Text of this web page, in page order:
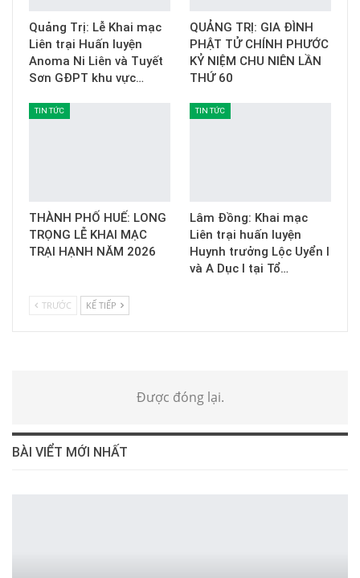
Quảng Trị: Lễ Khai mạc
Liên trại Huấn luyện
Anoma Ni Liên và Tuyết
Sơn GĐPT khu vực…
QUẢNG TRỊ: GIA ĐÌNH
PHẬT TỬ CHÍNH PHƯỚC
KỶ NIỆM CHU NIÊN LẦN
THỨ 60
TIN TỨC
THÀNH PHỐ HUẾ: LONG
TRỌNG LỄ KHAI MẠC
TRẠI HẠNH NĂM 2026
TIN TỨC
Lâm Đồng: Khai mạc
Liên trại huấn luyện
Huynh trưởng Lộc Uyển I
và A Dục I tại Tổ…
TRƯỚC KẾ TIẾP
Được đóng lại.
BÀI VIỂT MỚI NHẤT